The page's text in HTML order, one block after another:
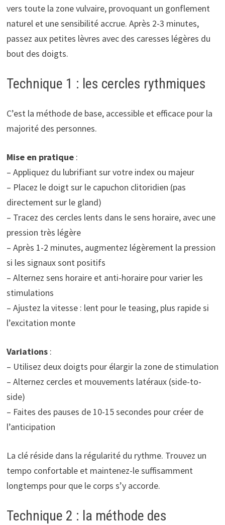
vers toute la zone vulvaire, provoquant un gonflement
naturel et une sensibilité accrue. Après 2-3 minutes,
passez aux petites lèvres avec des caresses légères du
bout des doigts.
Technique 1 : les cercles rythmiques
C’est la méthode de base, accessible et efficace pour la
majorité des personnes.
Mise en pratique:
– Appliquez du lubrifiant sur votre index ou majeur
– Placez le doigt sur le capuchon clitoridien (pas
directement sur le gland)
– Tracez des cercles lents dans le sens horaire, avec une
pression très légère
– Après 1-2 minutes, augmentez légèrement la pression
si les signaux sont positifs
– Alternez sens horaire et anti-horaire pour varier les
stimulations
– Ajustez la vitesse : lent pour le teasing, plus rapide si
l’excitation monte
Variations:
– Utilisez deux doigts pour élargir la zone de stimulation
– Alternez cercles et mouvements latéraux (side-to-
side)
– Faites des pauses de 10-15 secondes pour créer de
l’anticipation
La clé réside dans la régularité du rythme. Trouvez un
tempo confortable et maintenez-le suffisamment
longtemps pour que le corps s’y accorde.
Technique 2 : la méthode des